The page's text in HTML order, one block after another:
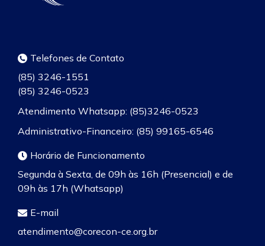
Telefones de Contato
(85) 3246-1551
(85) 3246-0523
Atendimento Whatsapp: (85)3246-0523
Administrativo-Financeiro: (85) 99165-6546
Horário de Funcionamento
Segunda à Sexta, de 09h às 16h (Presencial) e de
09h às 17h (Whatsapp)
E-mail
atendimento@corecon-ce.org.br